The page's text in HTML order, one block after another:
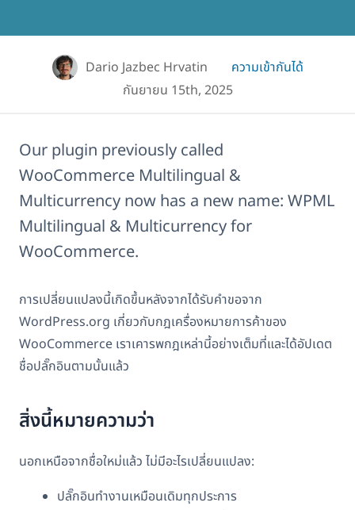
Dario Jazbec Hrvatin
ความเข้ากันได้
กันยายน 15th, 2025
Our plugin previously called
WooCommerce Multilingual &
Multicurrency now has a new name: WPML
Multilingual & Multicurrency for
WooCommerce.
การเปลี่ยนแปลงนี้เกิดขึ้นหลังจากได้รับคำขอจาก
WordPress.org เกี่ยวกับกฎเครื่องหมายการค้าของ
WooCommerce เราเคารพกฎเหล่านี้อย่างเต็มที่และได้อัปเดต
ชื่อปลั๊กอินตามนั้นแล้ว
สิ่งนี้หมายความว่า
นอกเหนือจากชื่อใหม่แล้ว ไม่มีอะไรเปลี่ยนแปลง:
ปลั๊กอินทำงานเหมือนเดิมทุกประการ